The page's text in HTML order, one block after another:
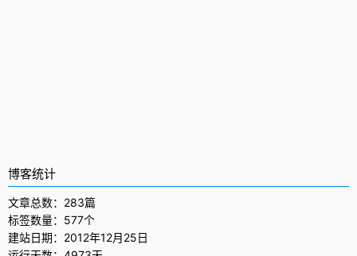
博客统计
文章总数：283篇
标签数量：577个
建站日期：2012年12月25日